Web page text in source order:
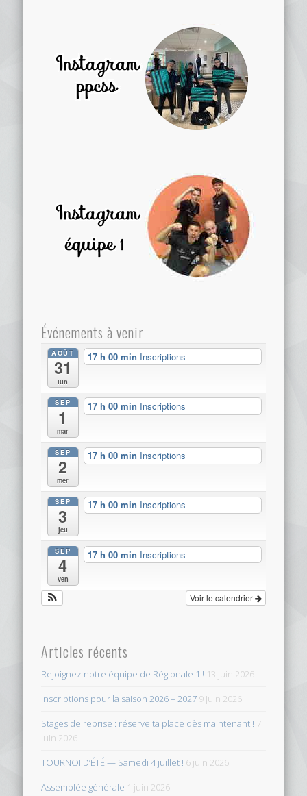
Événements à venir
AOÛT
31
lun
17 h 00 min Inscriptions
SEP
1
mar
17 h 00 min Inscriptions
SEP
2
mer
17 h 00 min Inscriptions
SEP
3
jeu
17 h 00 min Inscriptions
SEP
4
ven
17 h 00 min Inscriptions
Voir le calendrier
Articles récents
Rejoignez notre équipe de Régionale 1 ! 13 juin 2026
Inscriptions pour la saison 2026 – 2027 9 juin 2026
Stages de reprise : réserve ta place dès maintenant ! 7
juin 2026
TOURNOI D’ÉTÉ — Samedi 4 juillet ! 6 juin 2026
Assemblée générale 1 juin 2026